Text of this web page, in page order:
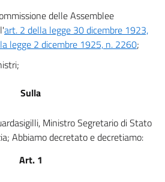
competenza per territorio
delle Assemblee
art. 2 della legge 30 dicembre 1923,
legge 2 dicembre 1925, n. 2260;
Sulla
Ministro Segretario di Stato
Abbiamo decretato e decretiamo:
Art. 1